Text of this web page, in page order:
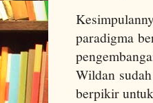
paradigma
Wildan
berpikir